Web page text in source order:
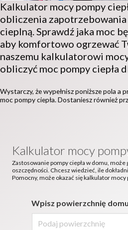
Kalkulator mocy pompy
obliczenia zapotrzebowania
cieplną. Sprawdź jaka moc
aby komfortowo ogrzewać
naszemu kalkulatorowi
obliczyć moc pompy ciepła
Wystarczy, że wypełnisz poniższe pola a
moc pompy ciepła. Dostaniesz również
Kalkulator mocy
Zastosowanie pompy ciepła w domu,
oszczędności. Chcesz wiedzieć, ile
Pomocny, może okazać się kalkulator mocy
Wpisz powierzchnię